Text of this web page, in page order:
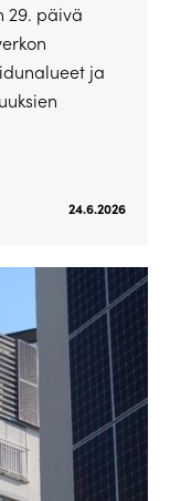
29. päivä
ja
24.6.2026